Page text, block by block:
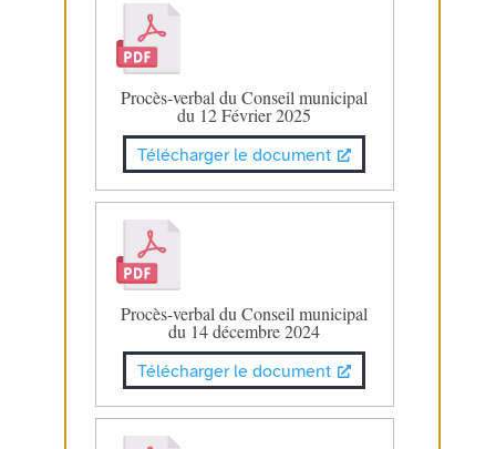
Procès-verbal du Conseil municipal
du 12 Février 2025
Télécharger le document
Procès-verbal du Conseil municipal
du 14 décembre 2024
Télécharger le document